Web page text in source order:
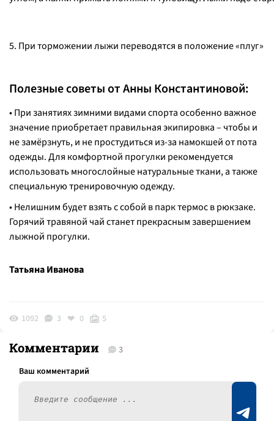
5. При торможении лыжи переводятся в положение «плуг»
Полезные советы от Анны Константиновой:
• При занятиях зимними видами спорта особенно важное
значение приобретает правильная экипировка – чтобы и
не замёрзнуть, и не простудиться из-за намокшей от пота
одежды. Для комфортной прогулки рекомендуется
использовать многослойные натуральные ткани, а также
специальную тренировочную одежду.
• Нелишним будет взять с собой в парк термос в рюкзаке.
Горячий травяной чай станет прекрасным завершением
лыжной прогулки.
Татьяна Иванова
1092 3 0 5
Комментарии 3